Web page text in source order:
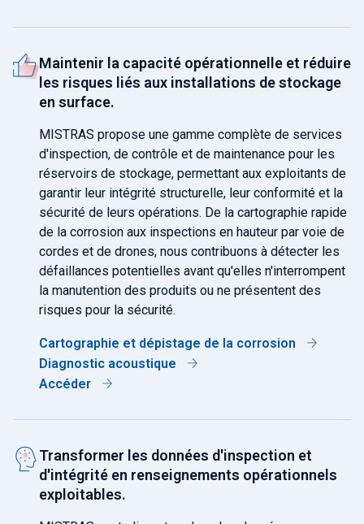
Maintenir la capacité opérationnelle et réduire
les risques liés aux installations de stockage
en surface.
MISTRAS propose une gamme complète de services
d'inspection, de contrôle et de maintenance pour les
réservoirs de stockage, permettant aux exploitants de
garantir leur intégrité structurelle, leur conformité et la
sécurité de leurs opérations. De la cartographie rapide
de la corrosion aux inspections en hauteur par voie de
cordes et de drones, nous contribuons à détecter les
défaillances potentielles avant qu'elles n'interrompent
la manutention des produits ou ne présentent des
risques pour la sécurité.
Cartographie et dépistage de la corrosion
Diagnostic acoustique
Accéder
Transformer les données d'inspection et
d'intégrité en renseignements opérationnels
exploitables.